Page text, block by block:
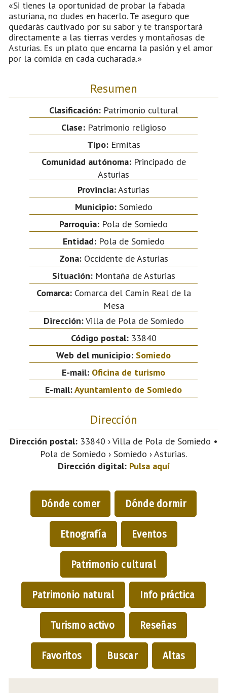
«Si tienes la oportunidad de probar la fabada
asturiana, no dudes en hacerlo. Te aseguro que
quedarás cautivado por su sabor y te transportará
directamente a las tierras verdes y montañosas de
Asturias. Es un plato que encarna la pasión y el amor
por la comida en cada cucharada.»
Resumen
Clasificación:Patrimonio cultural
Clase:Patrimonio religioso
Tipo:Ermitas
Comunidad autónoma:Principado de
Asturias
Provincia:Asturias
Municipio:Somiedo
Parroquia: Pola de Somiedo
Entidad:Pola de Somiedo
Zona:Occidente de Asturias
Situación:Montaña de Asturias
Comarca:Comarca del Camín Real de la
Mesa
Dirección:Villa de Pola de Somiedo
Código postal:33840
Web del municipio: Somiedo
E-mail: Oficina de turismo
E-mail:Ayuntamiento de Somiedo
Dirección
Dirección postal:33840 › Villa de Pola de Somiedo •
Pola de Somiedo › Somiedo › Asturias.
Dirección digital: Pulsa aquí
Dónde comer Dónde dormir
Etnografía Eventos
Patrimonio cultural
Patrimonio natural Info práctica
Turismo activo Reseñas
Favoritos Buscar Altas